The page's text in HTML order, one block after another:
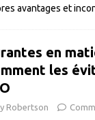
avantages et
en
les
Robertson